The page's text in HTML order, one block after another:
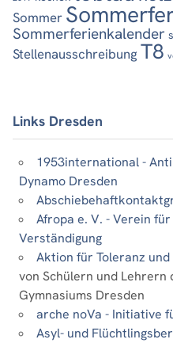
Sommer
Sommerferienkalender
Stellenausschreibung T8
Links Dresden
1953international -
Dynamo Dresden
Afropa e. V. - Verein
Verständigung
Aktion für Toleranz
von Schülern und Lehrern
Gymnasiums Dresden
arche noVa - Initiative
Asyl- und